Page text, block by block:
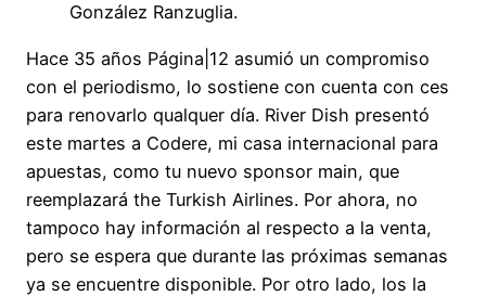
González Ranzuglia.
Hace 35 años Página|12 asumió un compromiso
con el periodismo, lo sostiene con cuenta con ces
para renovarlo qualquer día. River Dish presentó
este martes a Codere, mi casa internacional para
apuestas, como tu nuevo sponsor main, que
reemplazará the Turkish Airlines. Por ahora, no
tampoco hay información al respecto a la venta,
pero se espera que durante las próximas semanas
ya se encuentre disponible. Por otro lado, los la